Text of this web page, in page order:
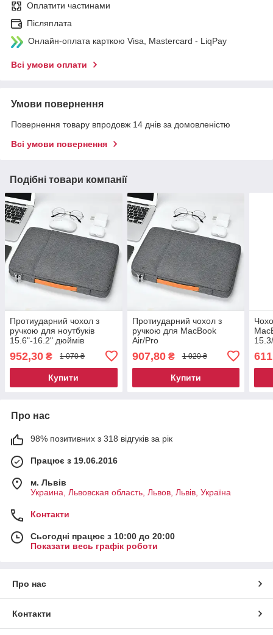
Оплатити частинами
Післяплата
Онлайн-оплата карткою Visa, Mastercard - LiqPay
Всі умови оплати
Умови повернення
Повернення товару впродовж 14 днів за домовленістю
Всі умови повернення
Подібні товари компанії
Протиударний чохол з
ручкою для ноутбуків
15.6"-16.2" дюймів
952,30 ₴ 1 070 ₴
Купити
Протиударний чохол з
ручкою для MacBook
Air/Pro
907,80₴ 1 020 ₴
Купити
Про нас
98% позитивних з 318 відгуків за рік
Працює з 19.06.2016
м. Львів
Украина, Львовская область, Львов, Львів, Україна
Контакти
Сьогодні працює з 10:00 до 20:00
Показати весь графік роботи
Про нас
Контакти